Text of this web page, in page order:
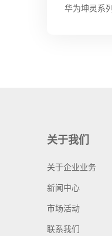
华为坤灵系列
关于我们
关于企业业务
新闻中心
市场活动
联系我们